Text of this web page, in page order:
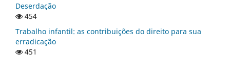
Deserdação
454
Trabalho infantil: as contribuições do direito para sua
erradicação
451